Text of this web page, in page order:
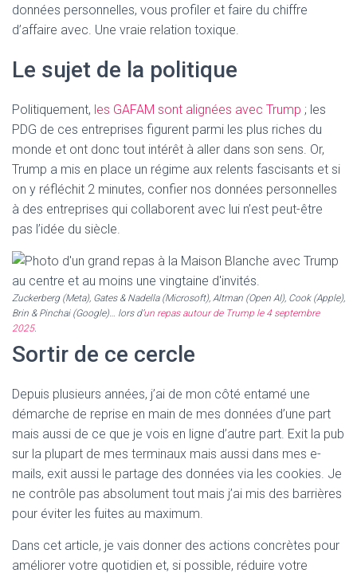
données personnelles, vous profiler et faire du chiffre
d’affaire avec. Une vraie relation toxique.
Le sujet de la politique
Politiquement, les GAFAM sont alignées avec Trump ; les
PDG de ces entreprises figurent parmi les plus riches du
monde et ont donc tout intérêt à aller dans son sens. Or,
Trump a mis en place un régime aux relents fascisants et si
on y réfléchit 2 minutes, confier nos données personnelles
à des entreprises qui collaborent avec lui n’est peut-être
pas l’idée du siècle.
Zuckerberg (Meta), Gates & Nadella (Microsoft), Altman (Open AI), Cook (Apple),
Brin & Pinchai (Google)… lors d’un repas autour de Trump le 4 septembre
2025.
Sortir de ce cercle
Depuis plusieurs années, j’ai de mon côté entamé une
démarche de reprise en main de mes données d’une part
mais aussi de ce que je vois en ligne d’autre part. Exit la pub
sur la plupart de mes terminaux mais aussi dans mes e-
mails, exit aussi le partage des données via les cookies. Je
ne contrôle pas absolument tout mais j’ai mis des barrières
pour éviter les fuites au maximum.
Dans cet article, je vais donner des actions concrètes pour
améliorer votre quotidien et, si possible, réduire votre